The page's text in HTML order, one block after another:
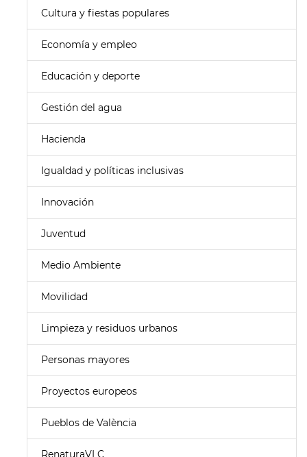
Cultura y fiestas populares
Economía y empleo
Educación y deporte
Gestión del agua
Hacienda
Igualdad y políticas inclusivas
Innovación
Juventud
Medio Ambiente
Movilidad
Limpieza y residuos urbanos
Personas mayores
Proyectos europeos
Pueblos de València
RenaturaVLC